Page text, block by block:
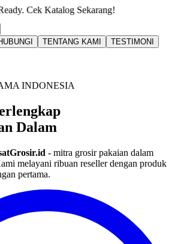
Sekarang!
TENTANG KAMI
TESTIMONI
INDONESIA
Dalam
- mitra grosir pakaian dalam
melayani ribuan reseller dengan produk
pertama.